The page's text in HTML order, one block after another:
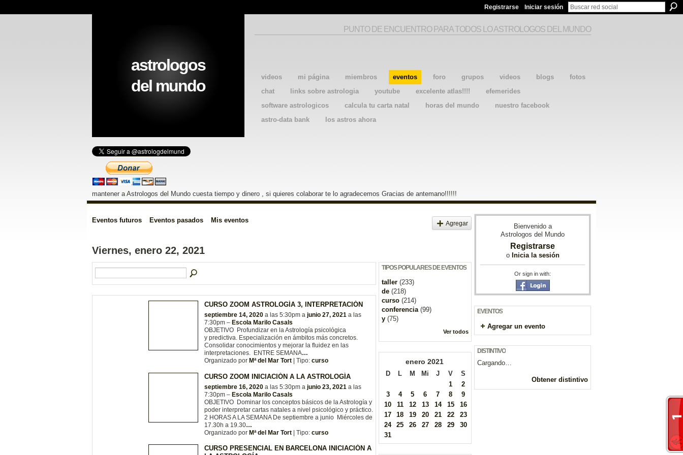
Registrarse Iniciar sesión
videos mi página miembros eventos foro grupos videos blogs
fotos
chat
links sobre astrologia youtube excelente atlas!!!!
efemerides
software astrologicos
calcula tu carta natal horas del mundo
nuestro facebook
astro-data bank
los astros ahora
astrologos
del mundo
PUNTO DE ENCUENTRO PARA TODOS LO ASTROLOGOS DEL MUNDO
mantener a Astrologos del Mundo cuesta tiempo y dinero , si quieres colaborar te lo agradecemos Gracias de antemano!!!!!!
Eventos futuros Eventos pasados Mis eventos Agregar
Viernes, enero 22, 2021
CURSO ZOOM ASTROLOGÍA 3, INTERPRETACIÓN
septiembre 14, 2020 a las 5:30pm a junio 27, 2021 a las
7:30pm – Escola Marilo Casals
OBJETIVO Profundizar en la Astrología psicológica
y predictiva. Especialización en ámbitos más concretos.
Consolidar conocimientos y mejorar la fluidez en las
interpretaciones. ENTRE SEMANA…
Organizado por Mª del Mar Tort | Tipo: curso
CURSO ZOOM INICIACIÓN A LA ASTROLOGÍA
septiembre 16, 2020 a las 5:30pm a junio 23, 2021 a las
7:30pm – Escola Marilo Casals
OBJETIVO Dominar los conceptos básicos de la Astrología y
poder interpretar cartas natales a nivel psicológico y práctico.
2 HORAS A LA SEMANA De septiembre a junio Miércoles de
17.30h a 19.30…
Organizado por Mª del Mar Tort | Tipo: curso
CURSO PRESENCIAL EN BARCELONA INICIACIÓN A
TIPOS POPULARES DE EVENTOS
taller (233)
de (218)
curso (214)
conferencia(99)
y (75)
Ver todos
enero 2021
D L M Mi J V
S
1
2
3
4 5 6 7 8
9
10
11 12 13 14 15
16
17
18 19 20 21 22
23
24
25 26 27 28 29
30
31
Bienvenido a
Astrologos del Mundo
Registrarse
o Inicia la sesión
Or sign in with:
EVENTOS
Agregar un evento
DISTINTIVO
Cargando…
Obtener distintivo